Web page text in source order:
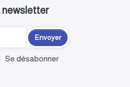
newsletter
Envoyer
Se désabonner